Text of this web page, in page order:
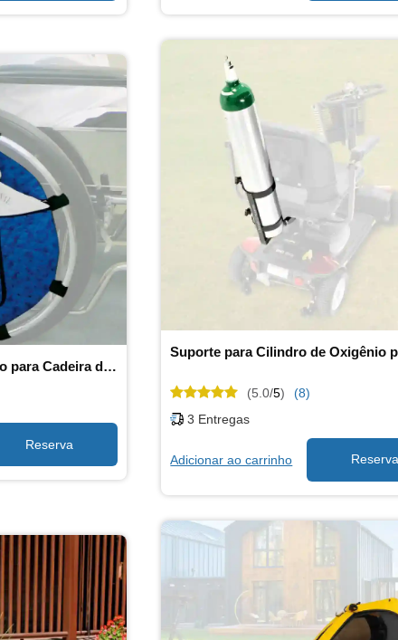
Bolsa de Armazenamento para Cadeira de Rodas
(5.0/5)
(8)
3 Entregas
Adicionar ao carrinho